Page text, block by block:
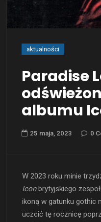
aktualności
Paradise
albumu
25 maja, 2023 0
W 2023 roku minie
Iconbrytyjskiego
ikoną w gatunku gothic
uczcić tę rocznicę